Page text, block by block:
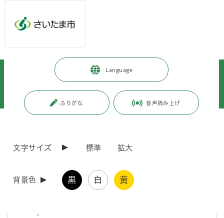
Language
ふりがな 音声読み上げ
文字サイズ 標準 拡大
背景色 黒 白 黄
見沼区 区政情報 > 地域情報 公民館
>
レ！』」）・大砂土東公民館
e公民館（おうちこうみんかん「おうちde『脳ト
「脳トレ！筋トレ！笑っトレ！」は、無理なく、手軽にできる健康体操
と楽しい頭の体操を組み合わせた、笑いありの人気の講座です。